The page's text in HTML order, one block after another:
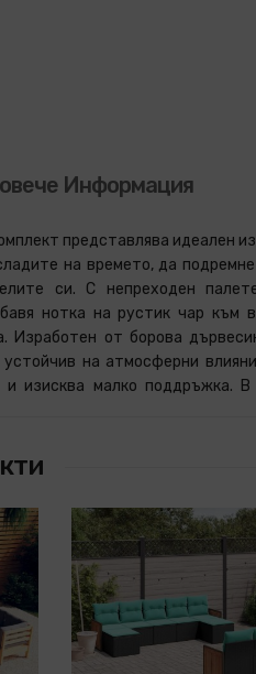
представлява идеален
на времето, да
си. С непреходен
нотка на рустик чар към
Изработен от борова
на атмосферни
и изисква малко поддръжка.
Информация